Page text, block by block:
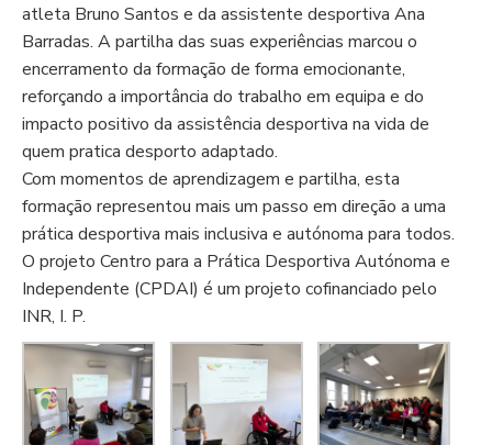
atleta Bruno Santos e da assistente desportiva Ana
Barradas. A partilha das suas experiências marcou o
encerramento da formação de forma emocionante,
reforçando a importância do trabalho em equipa e do
impacto positivo da assistência desportiva na vida de
quem pratica desporto adaptado.
Com momentos de aprendizagem e partilha, esta
formação representou mais um passo em direção a uma
prática desportiva mais inclusiva e autónoma para todos.
O projeto Centro para a Prática Desportiva Autónoma e
Independente (CPDAI) é um projeto cofinanciado pelo
INR, I. P.